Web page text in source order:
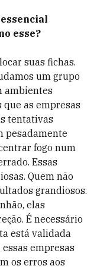
esse?
suas fichas.
um grupo
ambientes
que as empresas
tentativas
pesadamente
fogo num
Essas
Quem não
grandiosos.
elas
É necessário
está validada
empresas
os erros aos